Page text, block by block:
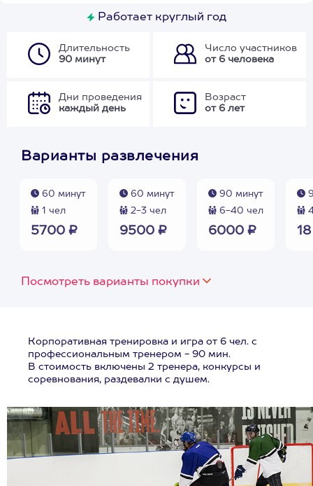
Работает круглый год
Длительность
90 минут
Число участников
от 6 человека
Дни проведения
каждый день
Возраст
от 6 лет
Варианты развлечения
60 минут
1 чел
5700 ₽
60 минут
2-3 чел
9500 ₽
90 минут
6-40 чел
6000 ₽
Посмотреть варианты покупки
Корпоративная тренировка и игра от 6 чел. с
профессиональным тренером - 90 мин.
В стоимость включены 2 тренера, конкурсы и
соревнования, раздевалки с душем.